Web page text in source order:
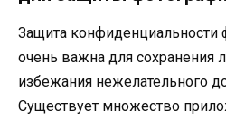
Защита конфиденциальности
очень важна для сохранения
избежания нежелательного
Существует множество